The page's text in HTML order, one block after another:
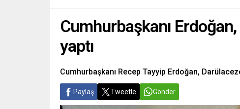
Cumhurbaşkanı Erdoğan,
yaptı
Cumhurbaşkanı Recep Tayyip Erdoğan,
Paylaş Tweetle Gönder